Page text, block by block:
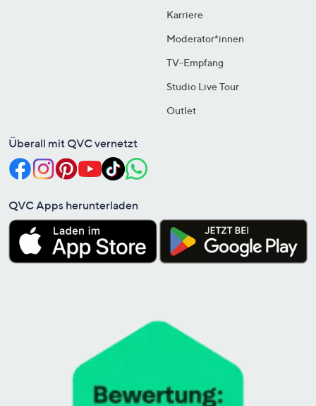
Karriere
Moderator*innen
TV-Empfang
Studio Live Tour
Outlet
Überall mit QVC vernetzt
QVC Apps herunterladen